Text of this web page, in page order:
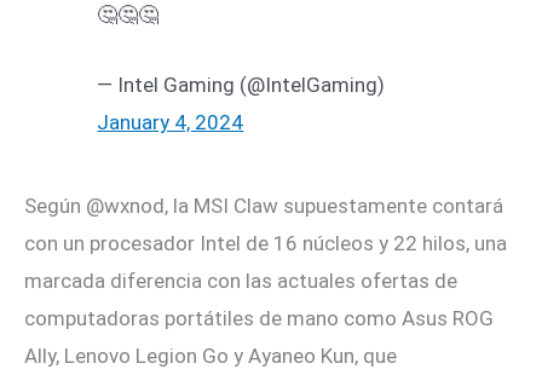
🤔🤔🤔
— Intel Gaming (@IntelGaming)
January 4, 2024
Según @wxnod, la MSI Claw supuestamente contará
con un procesador Intel de 16 núcleos y 22 hilos, una
marcada diferencia con las actuales ofertas de
computadoras portátiles de mano como Asus ROG
Ally, Lenovo Legion Go y Ayaneo Kun, que